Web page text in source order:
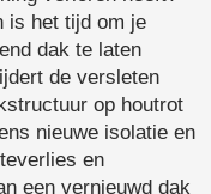
is het tijd om je
dak te laten
de versleten
op houtrot
nieuwe isolatie en
en
een vernieuwd dak